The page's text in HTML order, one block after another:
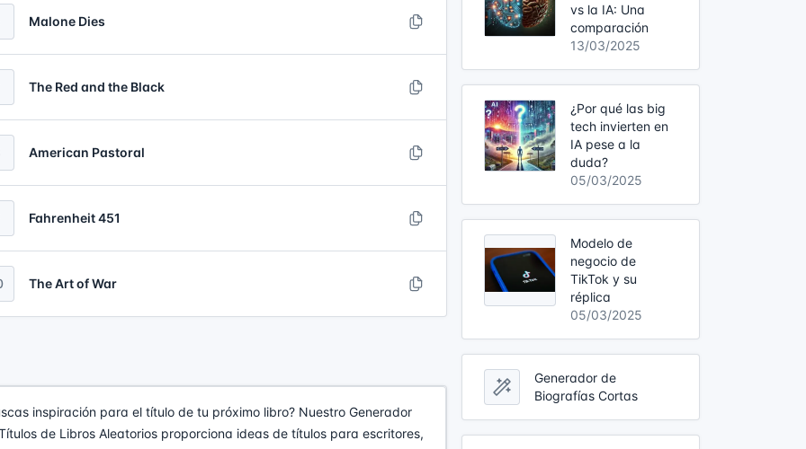
Malone Dies
The Red and the Black
American Pastoral
Fahrenheit 451
The Art of War
inspiración para el título de tu próximo libro? Nuestro Generador
de Libros Aleatorios proporciona ideas de títulos para escritores,
vs la IA: Una
comparación
13/03/2025
¿Por qué las big
tech invierten en
IA pese a la
duda?
05/03/2025
Modelo de
negocio de
TikTok y su
réplica
05/03/2025
Generador de
Biografías Cortas